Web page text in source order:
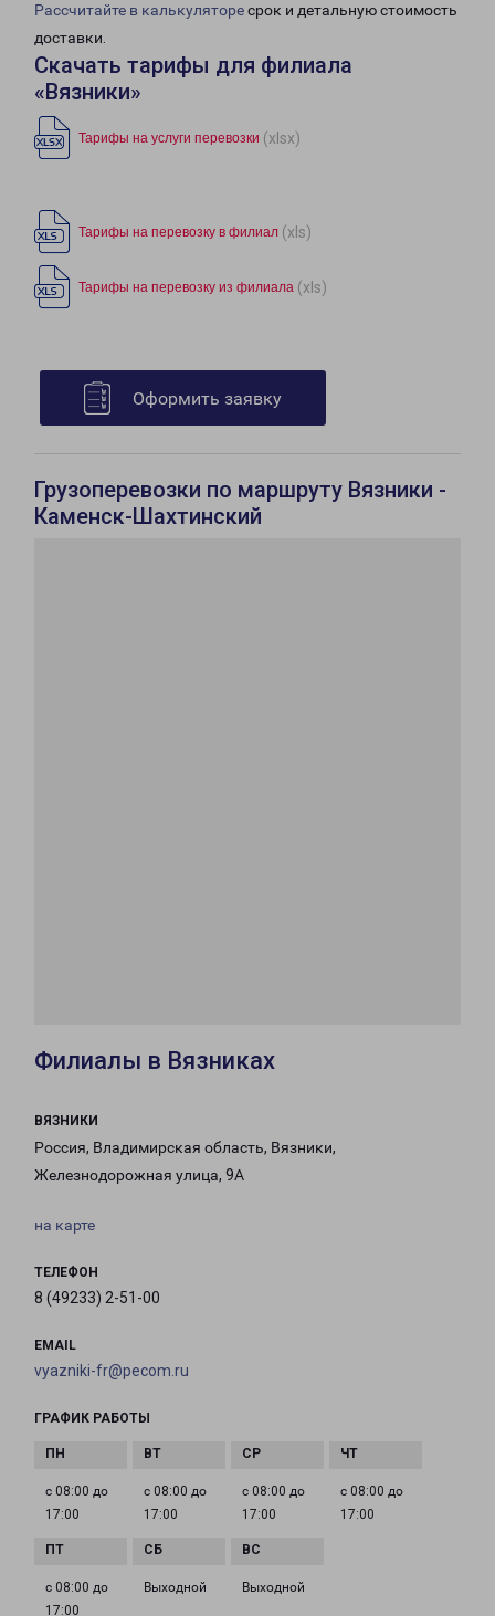
Рассчитайте в калькуляторесрок и детальную стоимость
доставки.
Скачать тарифы для филиала
«Вязники»
Тарифы на услуги перевозки (xlsx)
Тарифы на перевозку в филиал (xls)
Тарифы на перевозку из филиала (xls)
Оформить заявку
Грузоперевозки по маршруту Вязники -
Каменск-Шахтинский
Филиалы в Вязниках
ВЯЗНИКИ
Россия, Владимирская область, Вязники,
Железнодорожная улица, 9А
на карте
ТЕЛЕФОН
8 (49233) 2-51-00
EMAIL
vyazniki-fr@pecom.ru
ГРАФИК РАБОТЫ
с 08:00 до
17:00
с 08:00 до
17:00
с 08:00 до
17:00
с 08:00 до
17:00
с 08:00 до
17:00
Выходной Выходной